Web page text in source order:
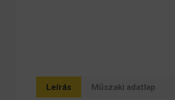
Leírás Műszaki adatlap